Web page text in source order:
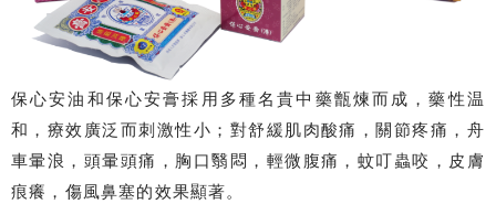
保心安油和保心安膏採用多種名貴中藥甑煉而成，藥性温
和，療效廣泛而刺激性小；對舒緩肌肉酸痛，關節疼痛，舟
車暈浪，頭暈頭痛，胸口翳悶，輕微腹痛，蚊叮蟲咬，皮膚
痕癢，傷風鼻塞的效果顯著。